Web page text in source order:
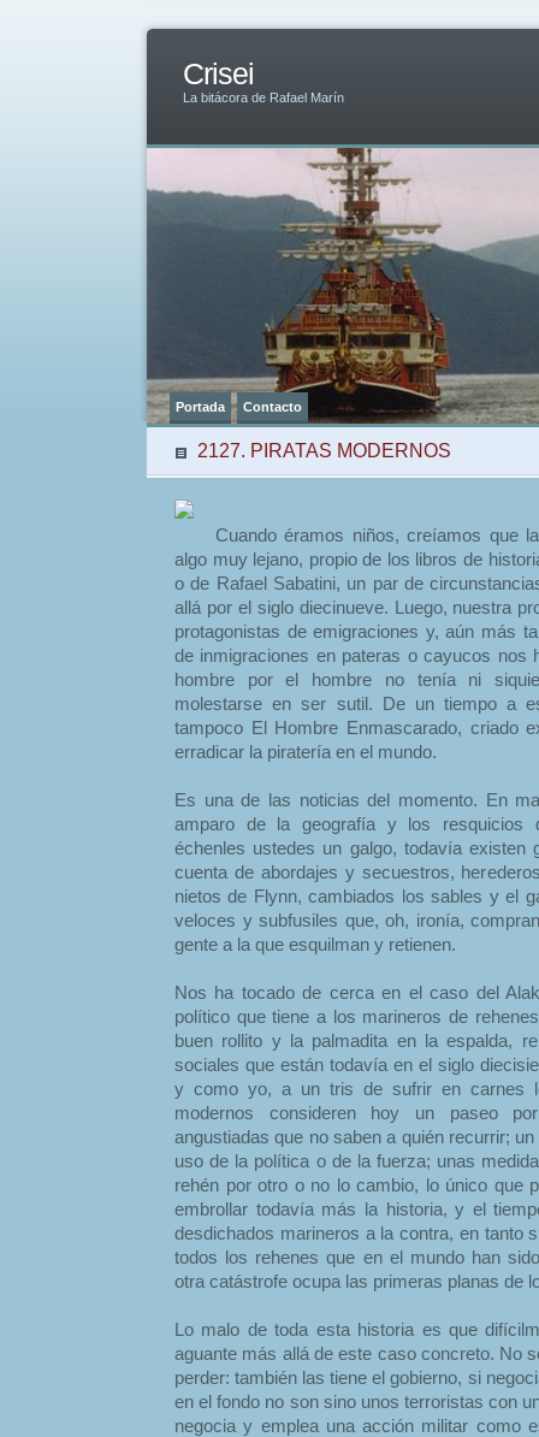
Crisei
La bitácora de Rafael Marín
Portada Contacto
2127. PIRATAS MODERNOS
Cuando éramos niños, creíamos que
algo muy lejano, propio de los libros de
o de Rafael Sabatini, un par de
allá por el siglo diecinueve. Luego, nuestra
protagonistas de emigraciones y, aún más
de inmigraciones en pateras o cayucos nos
hombre por el hombre no tenía ni
molestarse en ser sutil. De un tiempo a
tampoco El Hombre Enmascarado, criado
erradicar la piratería en el mundo.
Es una de las noticias del momento. En
amparo de la geografía y los resquicios
échenles ustedes un galgo, todavía existen
cuenta de abordajes y secuestros,
nietos de Flynn, cambiados los sables y el
veloces y subfusiles que, oh, ironía,
gente a la que esquilman y retienen.
Nos ha tocado de cerca en el caso del
político que tiene a los marineros de
buen rollito y la palmadita en la espalda,
sociales que están todavía en el siglo
y como yo, a un tris de sufrir en carnes
modernos consideren hoy un paseo
angustiadas que no saben a quién recurrir;
uso de la política o de la fuerza; unas
rehén por otro o no lo cambio, lo único que
embrollar todavía más la historia, y el
desdichados marineros a la contra, en tanto
todos los rehenes que en el mundo han
otra catástrofe ocupa las primeras planas de
Lo malo de toda esta historia es que
aguante más allá de este caso concreto. No
perder: también las tiene el gobierno, si
en el fondo no son sino unos terroristas con
negocia y emplea una acción militar como